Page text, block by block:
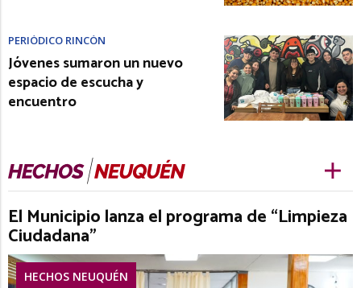
PERIÓDICO RINCÓN
Jóvenes sumaron un nuevo
espacio de escucha y
encuentro
El Municipio lanza el programa de “Limpieza
Ciudadana”
HECHOS NEUQUÉN